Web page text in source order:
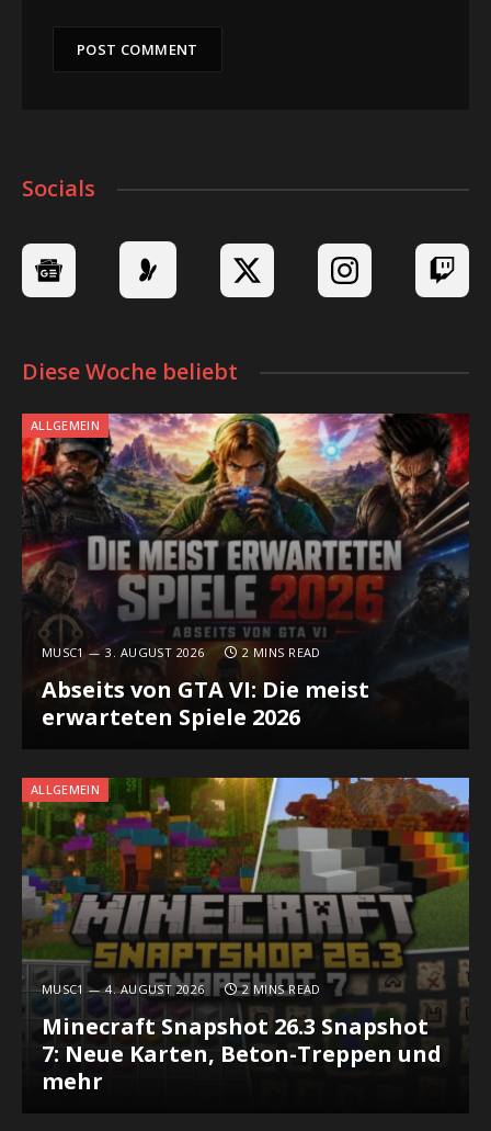
Socials
Diese Woche beliebt
ALLGEMEIN
MUSC1 3. AUGUST 2026 2 MINS READ
Abseits von GTA VI: Die meist
erwarteten Spiele 2026
ALLGEMEIN
MUSC1 4. AUGUST 2026 2 MINS READ
Minecraft Snapshot 26.3 Snapshot
7: Neue Karten, Beton-Treppen und
mehr